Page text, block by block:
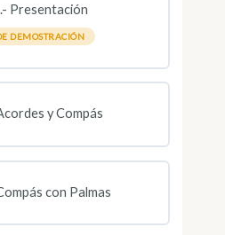
Presentación
DEMOSTRACIÓN
y Compás
con Palmas